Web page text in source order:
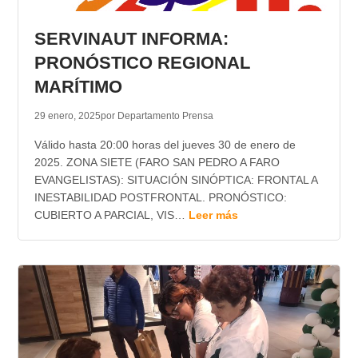
SERVINAUT INFORMA:
PRONÓSTICO REGIONAL
MARÍTIMO
29 enero, 2025por Departamento Prensa
Válido hasta 20:00 horas del jueves 30 de enero de
2025. ZONA SIETE (FARO SAN PEDRO A FARO
EVANGELISTAS): SITUACIÓN SINÓPTICA: FRONTAL A
INESTABILIDAD POSTFRONTAL. PRONÓSTICO:
CUBIERTO A PARCIAL, VIS… Leer más